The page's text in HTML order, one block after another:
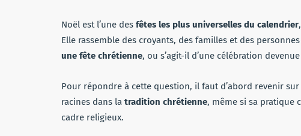
Noël est l’une des fêtes les plus universelles du calendrier
Elle rassemble des croyants, des familles et des
une fête chrétienne, ou s’agit-il d’une célébration
Pour répondre à cette question, il faut d’abord revenir
racines dans la tradition chrétienne, même si sa pratique
cadre religieux.